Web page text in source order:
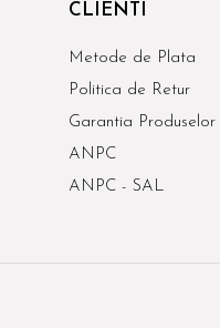
CLIENTI
Metode de Plata
Politica de Retur
Garantia Produselor
ANPC
ANPC - SAL